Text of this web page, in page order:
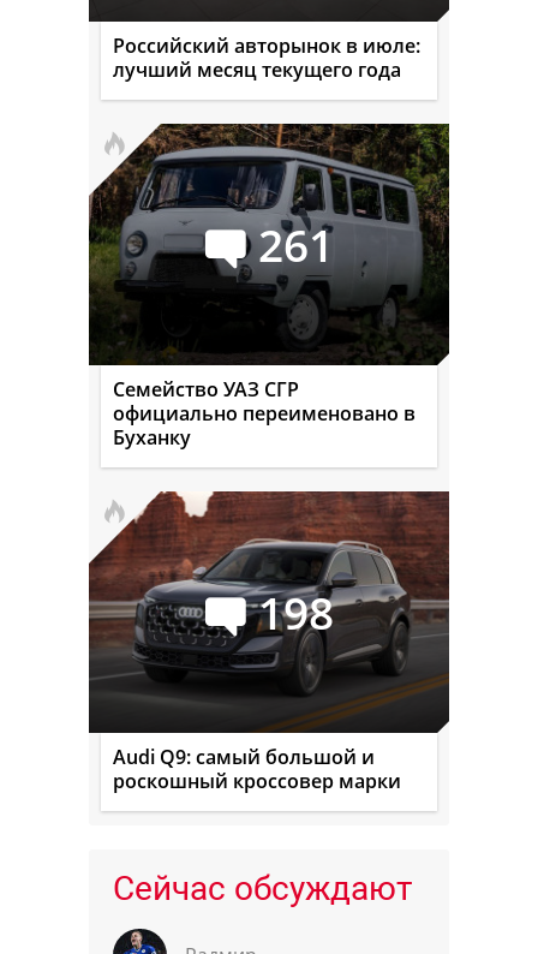
Российский авторынок в июле:
лучший месяц текущего года
261
Семейство УАЗ СГР
официально переименовано в
Буханку
198
Audi Q9: самый большой и
роскошный кроссовер марки
Сейчас обсуждают